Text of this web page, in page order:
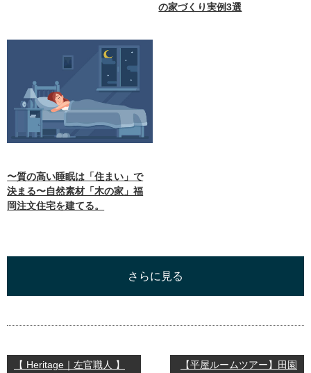
の家づくり実例3選
〜質の高い睡眠は「住まい」で
決まる〜自然素材「木の家」福
岡注文住宅を建てる。
さらに見る
【 Heritage｜左官職人 】
【平屋ルームツアー】田園